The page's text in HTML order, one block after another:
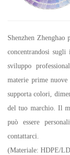
Shenzhen Zhenghao
concentrandosi
sviluppo
materie prime
supporta colori,
del tuo marchio. Il
può essere
contattarci.
(Materiale: HDPE/